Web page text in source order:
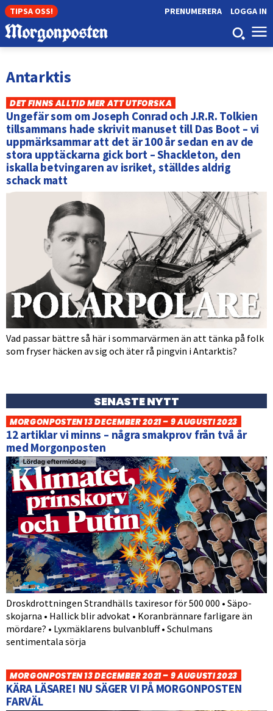
TIPSA OSS! LOGGA IN
PRENUMERERA
Antarktis
DET FINNS ALLTID MER ATT UTFORSKA
Ungefär som om Joseph Conrad och J.R.R. Tolkien
tillsammans hade skrivit manuset till Das Boot – vi
uppmärksammar att det är 100 år sedan en av de
stora upptäckarna gick bort – Shackleton, den
iskalla betvingaren av isriket, ställdes aldrig
schack matt
Vad passar bättre så här i sommarvärmen än att tänka på folk
som fryser häcken av sig och äter rå pingvin i Antarktis?
SENASTE NYTT
MORGONPOSTEN 13 DECEMBER 2021 – 9 AUGUSTI 2023
12 artiklar vi minns – några smakprov från två år
med Morgonposten
Droskdrottningen Strandhälls taxiresor för 500 000 • Säpo-
skojarna • Hallick blir advokat • Koranbrännare farligare än
mördare? • Lyxmäklarens bulvanbluff • Schulmans
sentimentala sörja
MORGONPOSTEN 13 DECEMBER 2021 – 9 AUGUSTI 2023
KÄRA LÄSARE! NU SÄGER VI PÅ MORGONPOSTEN
FARVÄL